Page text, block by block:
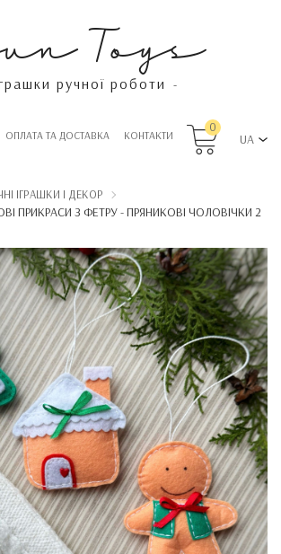
Toys
ручної роботи -
OПЛАТА ТА ДОСТАВКА КОНТАКТИ
0
UA
ІГРАШКИ І ДЕКОР
ПРИКРАСИ З ФЕТРУ - ПРЯНИКОВІ ЧОЛОВІЧКИ 2